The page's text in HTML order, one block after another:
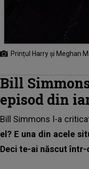
Prințul Harry și Meghan
Bill
episod din
Bill Simmons l-a
el? E una din acele
Deci te-ai născut